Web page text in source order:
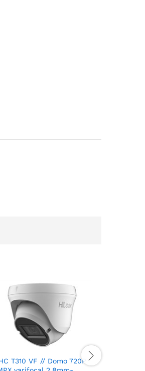
T310 VF // Domo 720P